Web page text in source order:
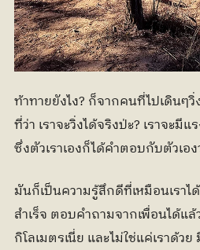
ท้าทายยังไง? ก็จากคนที่ไปเดินๆ
ที่ว่า เราจะวิ่งได้จริงป่ะ? เราจะมี
ซึ่งตัวเราเองก็ได้คำตอบกับตัวเอง
มันก็เป็นความรู้สึกดีที่เหมือนเราไ
สำเร็จ ตอบคำถามจากเพื่อนได้แ
กิโลเมตรเนี่ย และไม่ใช่แค่เราด้